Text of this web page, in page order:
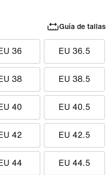
Guía de tallas
36 EU 36.5
38 EU 38.5
40 EU 40.5
42 EU 42.5
44 EU 44.5